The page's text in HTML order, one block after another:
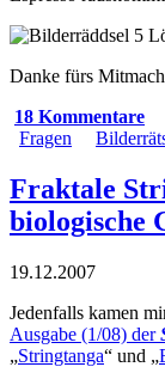
Danke fürs
18 Kommentare
Fragen
Fraktale
biologische
19.12.2007
Jedenfalls kamen
Ausgabe (1/08) der
„Stringtanga“ und „